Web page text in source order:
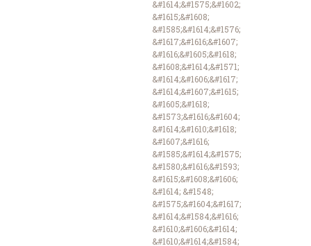
&#1614;&#1575;&#1602;
&#1615;&#1608;
&#1585;&#1614;&#1576;
&#1617;&#1616;&#1607;
&#1616;&#1605;&#1618;
&#1608;&#1614;&#1571;
&#1614;&#1606;&#1617;
&#1614;&#1607;&#1615;
&#1605;&#1618;
&#1573;&#1616;&#1604;
&#1614;&#1610;&#1618;
&#1607;&#1616;
&#1585;&#1614;&#1575;
&#1580;&#1616;&#1593;
&#1615;&#1608;&#1606;
&#1614; &#1548;
&#1575;&#1604;&#1617;
&#1614;&#1584;&#1616;
&#1610;&#1606;&#1614;
&#1610;&#1614;&#1584;